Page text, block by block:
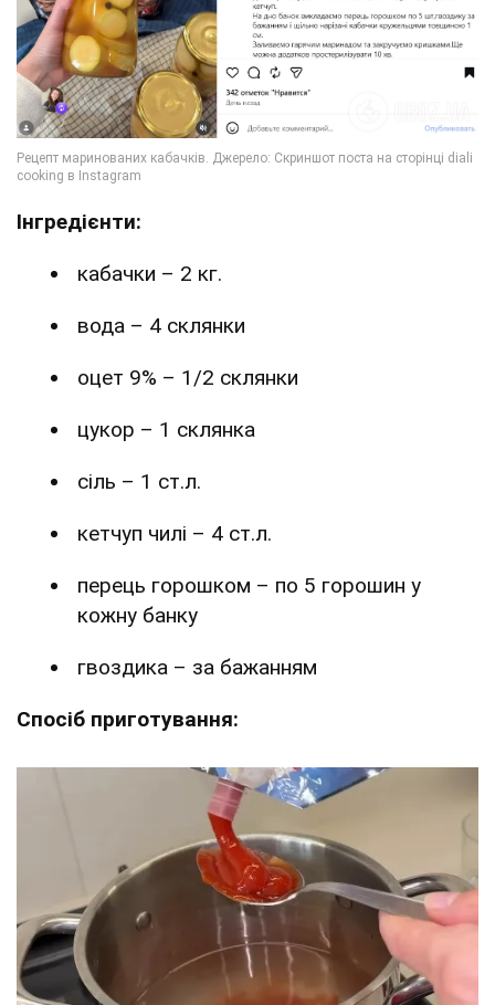
Інгредієнти:
кабачки – 2 кг.
вода – 4 склянки
оцет 9% – 1/2 склянки
цукор – 1 склянка
сіль – 1 ст.л.
кетчуп чилі – 4 ст.л.
перець горошком – по 5 горошин у
кожну банку
гвоздика – за бажанням
Спосіб приготування: